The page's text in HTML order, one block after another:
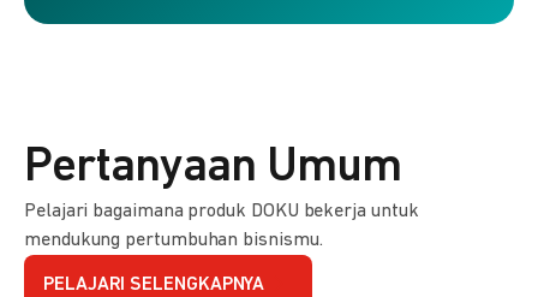
Pertanyaan Umum
Pelajari bagaimana produk DOKU bekerja untuk
mendukung pertumbuhan bisnismu.
PELAJARI SELENGKAPNYA